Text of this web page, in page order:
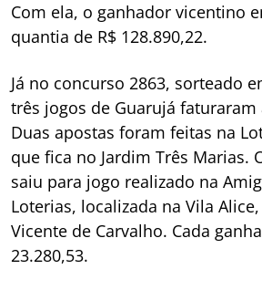
Com ela, o ganhador vicentino
quantia de R$ 128.890,22.
Já no concurso 2863, sorteado
três jogos de Guarujá faturaram
Duas apostas foram feitas na
que fica no Jardim Três Marias.
saiu para jogo realizado na
Loterias, localizada na Vila
Vicente de Carvalho. Cada
23.280,53.